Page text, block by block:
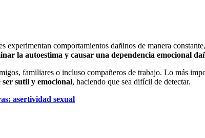
experimentan comportamientos dañinos de manera
la autoestima y causar una dependencia emocional
familiares o incluso compañeros de trabajo. Lo más
ser sutil y emocional, haciendo que sea difícil de detectar.
asertividad sexual